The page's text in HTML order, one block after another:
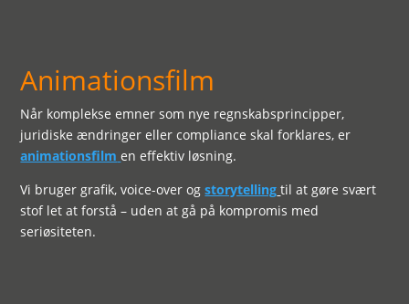
Animationsfilm
Når komplekse emner som nye regnskabsprincipper,
juridiske ændringer eller compliance skal forklares, er
animationsfilm en effektiv løsning.
Vi bruger grafik, voice-over ogstorytelling til at gøre svært
stof let at forstå – uden at gå på kompromis med
seriøsiteten.